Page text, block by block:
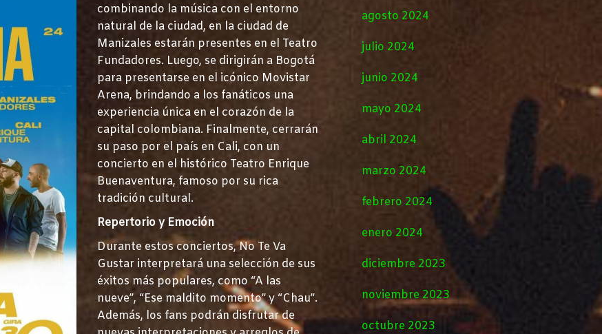
combinando la música con el entorno
natural de la ciudad, en la ciudad de
Manizales estarán presentes en el Teatro
Fundadores. Luego, se dirigirán a Bogotá
para presentarse en el icónico Movistar
Arena, brindando a los fanáticos una
experiencia única en el corazón de la
capital colombiana. Finalmente, cerrarán
su paso por el país en Cali, con un
concierto en el histórico Teatro Enrique
Buenaventura, famoso por su rica
tradición cultural.
Repertorio y Emoción
Durante estos conciertos, No Te Va
Gustar interpretará una selección de sus
éxitos más populares, como “A las
nueve”, “Ese maldito momento” y “Chau”.
Además, los fans podrán disfrutar de
agosto 2024
julio 2024
junio 2024
mayo 2024
abril 2024
marzo 2024
febrero 2024
enero 2024
diciembre 2023
noviembre 2023
octubre 2023